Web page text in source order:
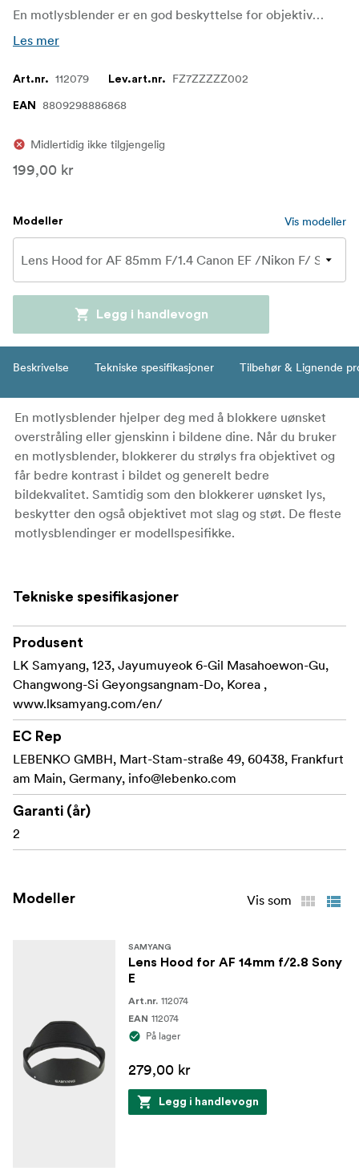
En motlysblender er en god beskyttelse for objektivet ditt og hindrer strølys i å trenge inn i objektivet.
Les mer
Art.nr. 112079 Lev.art.nr. FZ7ZZZZZ002
EAN 8809298886868
Midlertidig ikke tilgjengelig
199,00 kr
Modeller Vis modeller
Legg i handlevogn
Beskrivelse Tekniske spesifikasjoner Tilbehør & Lignende
En motlysblender hjelper deg med å blokkere uønsket
overstråling eller gjenskinn i bildene dine. Når du bruker
en motlysblender, blokkerer du strølys fra objektivet og
får bedre kontrast i bildet og generelt bedre
bildekvalitet. Samtidig som den blokkerer uønsket lys,
beskytter den også objektivet mot slag og støt. De fleste
motlysblendinger er modellspesifikke.
Tekniske spesifikasjoner
Produsent
LK Samyang, 123, Jayumuyeok 6-Gil Masahoewon-Gu,
Changwong-Si Geyongsangnam-Do, Korea ,
www.lksamyang.com/en/
EC Rep
LEBENKO GMBH, Mart-Stam-straße 49, 60438, Frankfurt
am Main, Germany, info@lebenko.com
Garanti (år)
2
Modeller Vis som
SAMYANG
Lens Hood for AF 14mm f/2.8 Sony
E
Art.nr. 112074
EAN 112074
På lager
279,00 kr
Legg i handlevogn